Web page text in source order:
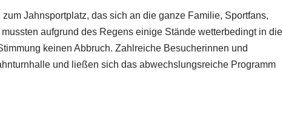
Jahnsportplatz, das sich an die ganze Familie, Sportfans,
aufgrund des Regens einige Stände wetterbedingt in die
keinen Abbruch. Zahlreiche Besucherinnen und
und ließen sich das abwechslungsreiche Programm